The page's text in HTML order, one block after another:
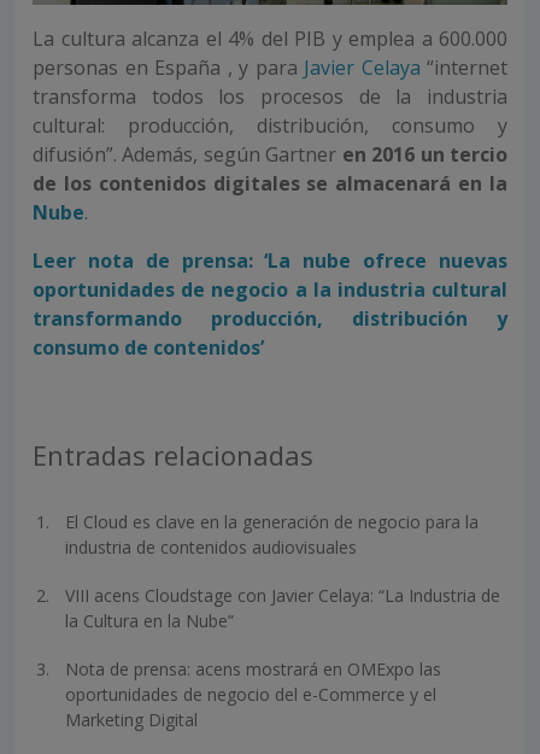
La cultura alcanza el 4% del PIB y emplea a 600.000
personas en España , y para Javier Celaya “internet
transforma todos los procesos de la industria
cultural: producción, distribución, consumo y
difusión”. Además, según Gartner en 2016 un tercio
de los contenidos digitales se almacenará en la
Nube.
Leer nota de prensa: ‘La nube ofrece nuevas
oportunidades de negocio a la industria cultural
transformando producción, distribución y
consumo de contenidos’
Entradas relacionadas
El Cloud es clave en la generación de negocio para la
industria de contenidos audiovisuales
VIII acens Cloudstage con Javier Celaya: “La Industria de
la Cultura en la Nube”
Nota de prensa: acens mostrará en OMExpo las
oportunidades de negocio del e-Commerce y el
Marketing Digital